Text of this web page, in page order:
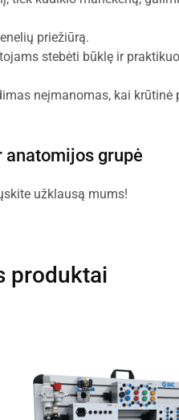
priežiūrą.
stebėti būklę ir
neįmanomas, kai krūtinė
anatomijos grupė
užklausą mums!
produktai